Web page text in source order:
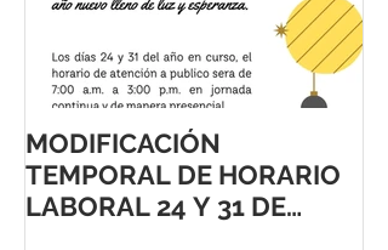
MODIFICACIÓN
TEMPORAL DE HORARIO
LABORAL 24 Y 31 DE